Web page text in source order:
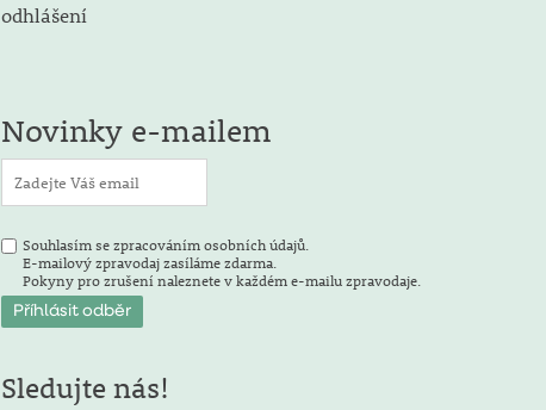
odhlášení
Novinky e-mailem
Souhlasím se zpracováním osobních údajů.
E-mailový zpravodaj zasíláme zdarma.
Pokyny pro zrušení naleznete v každém e-mailu zpravodaje.
Sledujte nás!